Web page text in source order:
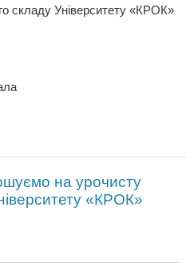
складу Університету «КРОК»
на урочисту
«КРОК»